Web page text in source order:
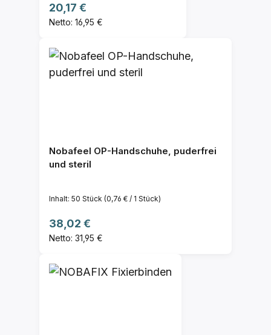
Regulärer Preis:
20,17 €
Netto: 16,95 €
Nobafeel OP-Handschuhe, puderfrei
und steril
Inhalt: 50 Stück (0,76 € / 1 Stück)
Regulärer Preis:
38,02 €
Netto: 31,95 €